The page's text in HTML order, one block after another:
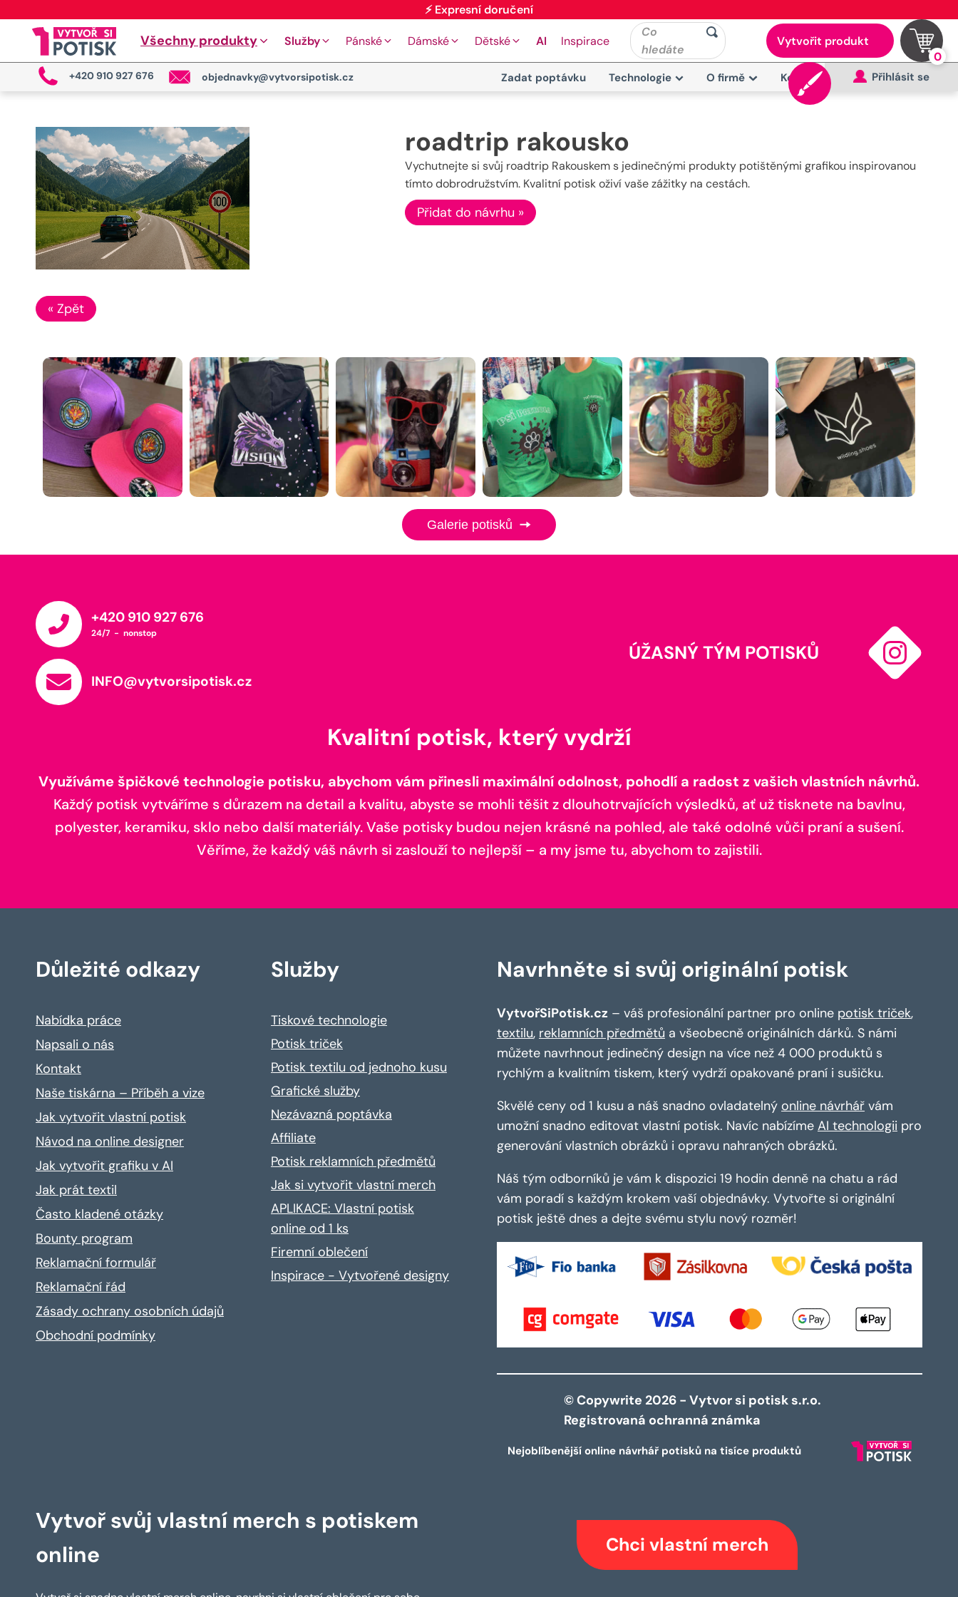
Všechny produkty Služby Pánské Dámské Dětské AI Inspirace
Co
hledáte
Vytvořit produkt
0
+420 910 927 676 objednavky@vytvorsipotisk.cz Zadat poptávku Technologie O firmě Kontakt Přihlásit se
roadtrip rakousko
Vychutnejte si svůj roadtrip Rakouskem s jedinečnými produkty potištěnými grafikou inspirovanou
tímto dobrodružstvím. Kvalitní potisk oživí vaše zážitky na cestách.
Přidat do návrhu »
« Zpět
Galerie potisků
+420 910 927 676
24/7 - nonstop
INFO@vytvorsipotisk.cz
ÚŽASNÝ TÝM POTISKŮ
Kvalitní potisk, který vydrží
Využíváme špičkové technologie potisku, abychom vám přinesli maximální odolnost, pohodlí a radost z vašich vlastních návrhů.
Každý potisk vytváříme s důrazem na detail a kvalitu, abyste se mohli těšit z dlouhotrvajících výsledků, ať už tisknete na bavlnu,
polyester, keramiku, sklo nebo další materiály. Vaše potisky budou nejen krásné na pohled, ale také odolné vůči praní a sušení.
Věříme, že každý váš návrh si zaslouží to nejlepší – a my jsme tu, abychom to zajistili.
Důležité odkazy
Nabídka práce
Napsali o nás
Kontakt
Naše tiskárna – Příběh a vize
Jak vytvořit vlastní potisk
Návod na online designer
Jak vytvořit grafiku v AI
Jak prát textil
Často kladené otázky
Bounty program
Reklamační formulář
Reklamační řád
Zásady ochrany osobních údajů
Obchodní podmínky
Služby
Tiskové technologie
Potisk triček
Potisk textilu od jednoho kusu
Grafické služby
Nezávazná poptávka
Affiliate
Potisk reklamních předmětů
Jak si vytvořit vlastní merch
APLIKACE: Vlastní potisk
online od 1 ks
Firemní oblečení
Inspirace - Vytvořené designy
Navrhněte si svůj originální potisk
VytvořSiPotisk.cz – váš profesionální partner pro online potisk triček,
textilu, reklamních předmětů a všeobecně originálních dárků. S námi
můžete navrhnout jedinečný design na více než 4 000 produktů s
rychlým a kvalitním tiskem, který vydrží opakované praní i sušičku.
Skvělé ceny od 1 kusu a náš snadno ovladatelný online návrhář vám
umožní snadno editovat vlastní potisk. Navíc nabízíme AI technologii pro
generování vlastních obrázků i opravu nahraných obrázků.
Náš tým odborníků je vám k dispozici 19 hodin denně na chatu a rád
vám poradí s každým krokem vaší objednávky. Vytvořte si originální
potisk ještě dnes a dejte svému stylu nový rozměr!
© Copywrite 2026 - Vytvor si potisk s.r.o.
Registrovaná ochranná známka
Nejoblíbenější online návrhář potisků na tisíce produktů
Vytvoř svůj vlastní merch s potiskem
online
Chci vlastní merch